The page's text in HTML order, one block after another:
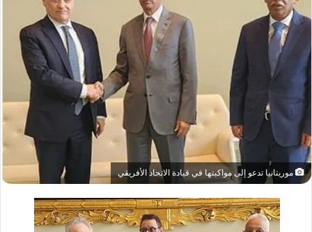
موريتانيا تدعو إلى مواكبتها في قيادة الاتحاد الأفريقي